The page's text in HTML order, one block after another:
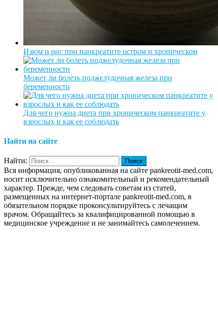
Изюм и рис при панкреатите остром и хроническом
Может ли болеть поджелудочная железа при
беременности
Для чего нужна диета при хроническом панкреатите у
взрослых и как ее соблюдать
Найти на сайте
Найти:
Вся информация, опубликованная на сайте pankreotit-med.com,
носит исключительно ознакомительный и рекомендательный
характер. Прежде, чем следовать советам из статей,
размещенных на интернет-портале pankreotit-med.com, в
обязательном порядке проконсультируйтесь с лечащим
врачом. Обращайтесь за квалифицированной помощью в
медицинское учреждение и не занимайтесь самолечением.